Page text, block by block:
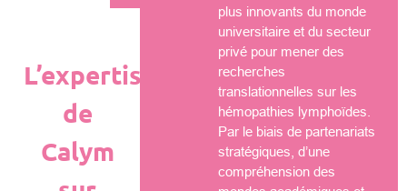
L’expertise
de
Calym
plus innovants du monde
universitaire et du secteur
privé pour mener des
recherches
translationnelles sur les
hémopathies lymphoïdes.
Par le biais de partenariats
stratégiques, d’une
compréhension des